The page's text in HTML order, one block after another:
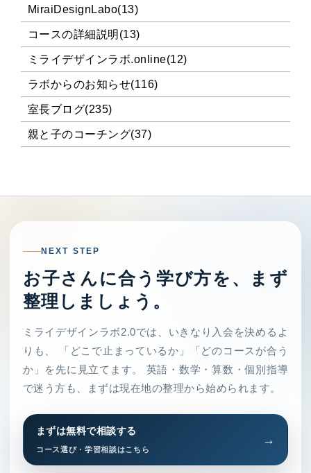
MiraiDesignLabo(13)
コースの詳細説明(13)
ミライデザインラボ.online(12)
ラボからのお知らせ(116)
室長ブログ(235)
親と子のコーチング(37)
NEXT STEP
お子さんに合う学び方を、まず
整理しましょう。
ミライデザインラボ2.0では、いきなり入会を決めるよ
りも、 「どこで止まっているか」「どのコースが合う
か」を先に見立てます。 英語・数学・算数・個別指導
で迷う方も、まずは現在地の整理から始められます。
まずは無料で相談する
コース選び・学習相談はこちら